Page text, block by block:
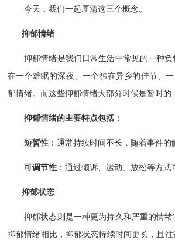
今天，我们一起厘清这三个概念。
抑郁情绪
抑郁情绪是我们日常生活中常见的一种
在一个难眠的深夜、一个独在异乡的佳节、
郁情绪。而这些抑郁情绪大部分时候是暂时的
抑郁情绪的主要特点包括：
短暂性‌ ：通常持续时间不长，随着事件的
‌可调节性‌ ：通过倾诉、运动、放松等方式
抑郁状态
抑郁状态则是一种更为持久和严重的情
抑郁情绪相比，抑郁状态持续时间更长，且